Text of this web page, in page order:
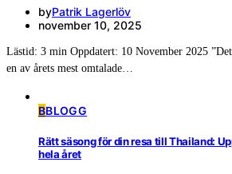
byPatrik Lagerlöv
november 10, 2025
Lästid: 3 min Oppdatert: 10 November 2025
en av årets mest omtalade…
BBLOGG
Rätt säsong för din resa till Thailand:
hela året